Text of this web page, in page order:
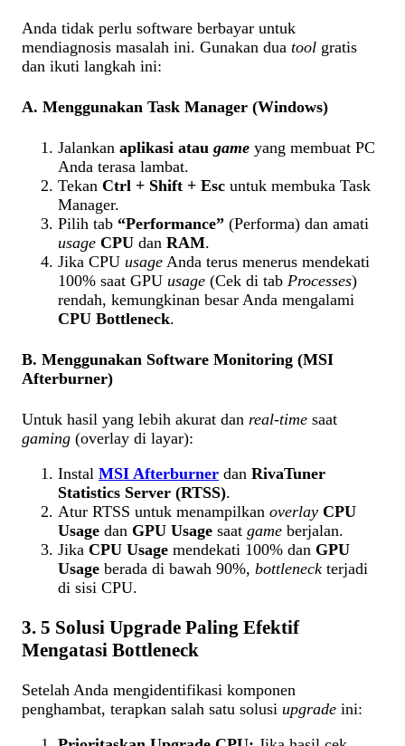
Anda tidak perlu software berbayar untuk
mendiagnosis masalah ini. Gunakan dua tool gratis
dan ikuti langkah ini:
A. Menggunakan Task Manager (Windows)
Jalankan aplikasi atau game yang membuat PC
Anda terasa lambat.
Tekan Ctrl + Shift + Esc untuk membuka Task
Manager.
Pilih tab “Performance” (Performa) dan amati
usage CPU dan RAM.
Jika CPU usage Anda terus menerus mendekati
100% saat GPU usage (Cek di tab Processes)
rendah, kemungkinan besar Anda mengalami
CPU Bottleneck.
B. Menggunakan Software Monitoring (MSI
Afterburner)
Untuk hasil yang lebih akurat dan real-time saat
gaming (overlay di layar):
Instal MSI Afterburner dan RivaTuner
Statistics Server (RTSS).
Atur RTSS untuk menampilkan overlay CPU
Usage dan GPU Usage saat game berjalan.
Jika CPU Usage mendekati 100% dan GPU
Usage berada di bawah 90%, bottleneck terjadi
di sisi CPU.
3. 5 Solusi Upgrade Paling Efektif
Mengatasi Bottleneck
Setelah Anda mengidentifikasi komponen
penghambat, terapkan salah satu solusi upgrade ini: